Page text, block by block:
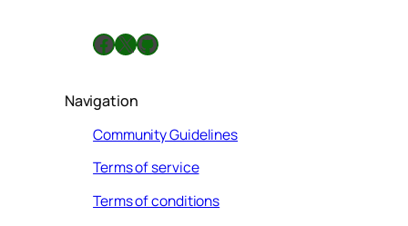
Facebook X GitHub
Navigation
Community Guidelines
Terms of service
Terms of conditions